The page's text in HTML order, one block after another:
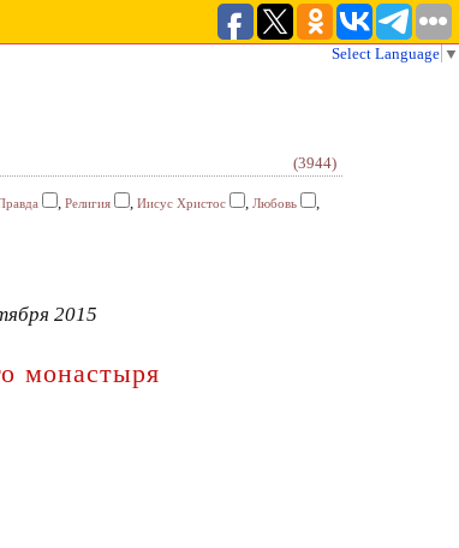
Select Language ▼
(3944)
, Религия , Иисус Христос , Любовь ,
2015
монастыря